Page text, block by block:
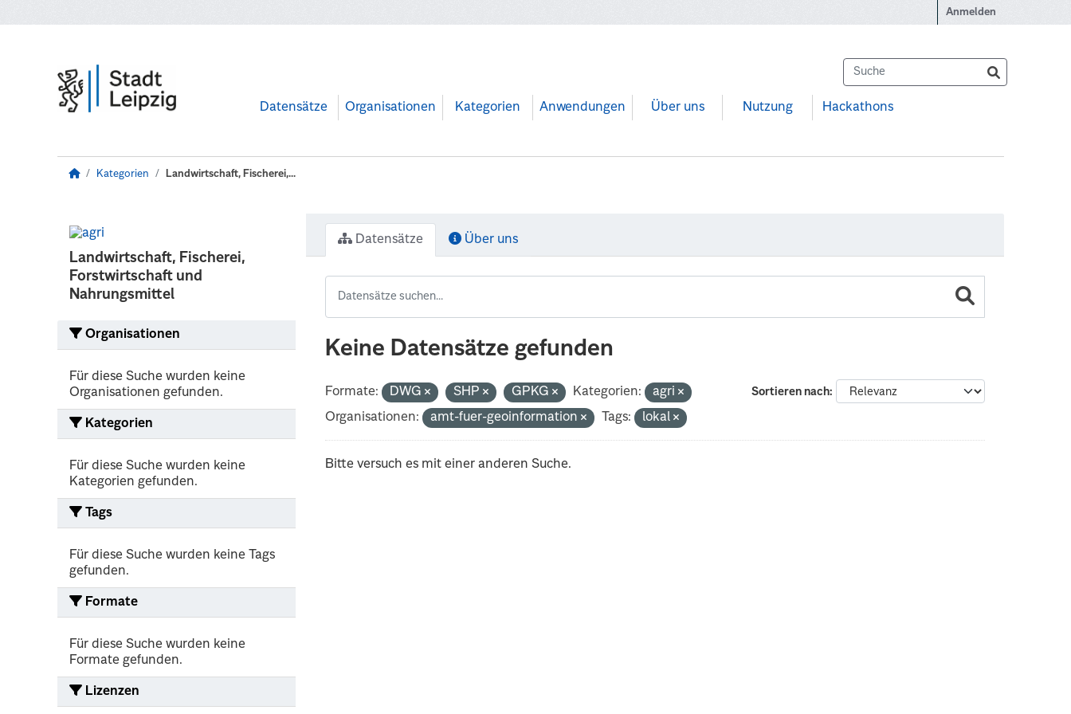
Anmelden
Datensätze Organisationen Kategorien Anwendungen Über uns Nutzung Hackathons
Kategorien Landwirtschaft, Fischerei,...
Landwirtschaft, Fischerei,
Forstwirtschaft und
Nahrungsmittel
Organisationen
Für diese Suche wurden keine
Organisationen gefunden.
Kategorien
Für diese Suche wurden keine
Kategorien gefunden.
Tags
Für diese Suche wurden keine Tags
gefunden.
Formate
Für diese Suche wurden keine
Formate gefunden.
Lizenzen
Datensätze Über uns
Keine Datensätze gefunden
Sortieren nach
Formate: DWG SHP GPKG Kategorien:
agri
Organisationen:
amt-fuer-geoinformation Tags: lokal
Bitte versuch es mit einer anderen Suche.